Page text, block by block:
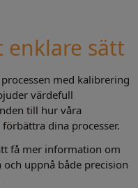
enklare sätt
med kalibrering
värdefull
till hur våra
dina processer.
få mer information om
uppnå både precision